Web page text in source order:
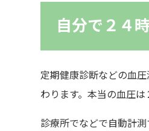
自分で２４
定期健康診断などの血圧
わります。本当の血圧は
診療所でなどで自動計